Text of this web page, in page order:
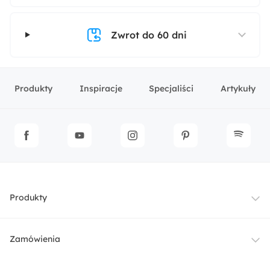
Zwrot do 60 dni
Produkty Inspiracje Specjaliści Artykuły
Produkty
Meble
Zamówienia